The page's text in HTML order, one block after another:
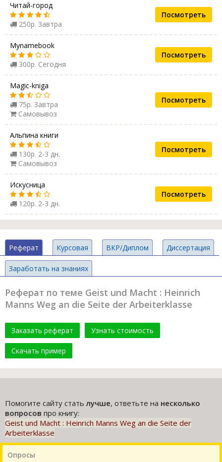
Читай-город
250р. Завтра
Посмотреть
Mynamebook
300р. Сегодня
Посмотреть
Magic-kniga
75р. Завтра
Самовывоз
Посмотреть
Альпина книги
130р. 2-3 дн.
Самовывоз
Посмотреть
Искусница
120р. 2-3 дн.
Посмотреть
Реферат Курсовая ВКР/Диплом Диссертация
Заработать на знаниях
Реферат по теме Geist und Macht : Heinrich
Manns Weg an die Seite der Arbeiterklasse
Заказать реферат Узнать стоимость
Скачать пример
Помогите сайту статьлучше, ответьте на несколько
вопросов про книгу:
Geist und Macht : Heinrich Manns Weg an die Seite der
Arbeiterklasse
Опросы